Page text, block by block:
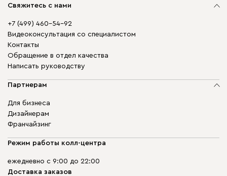
Свяжитесь с нами
+7 (499) 460-54-92
Видеоконсультация со специалистом
Контакты
Обращение в отдел качества
Написать руководству
Партнерам
Для бизнеса
Дизайнерам
Франчайзинг
Режим работы колл-центра
ежедневно с 9:00 до 22:00
Доставка заказов